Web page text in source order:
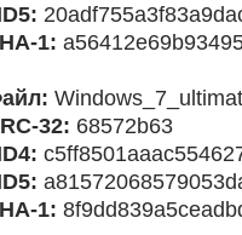
1:
32: 68572b63
1: